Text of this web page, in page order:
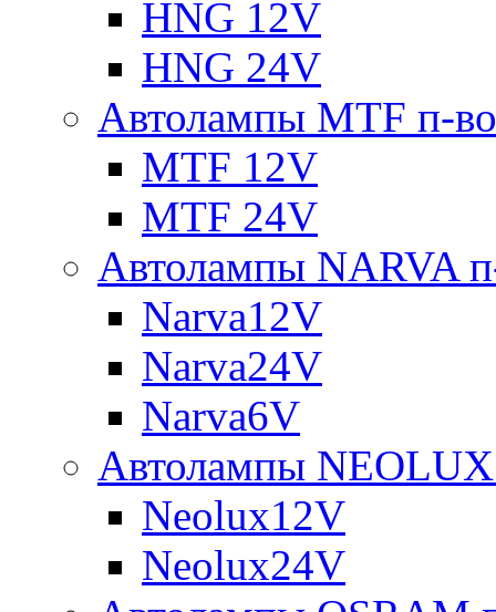
HNG 12V
HNG 24V
Автолампы MTF п-
MTF 12V
MTF 24V
Автолампы NARVA
Narva12V
Narva24V
Narva6V
Автолампы
Neolux12V
Neolux24V